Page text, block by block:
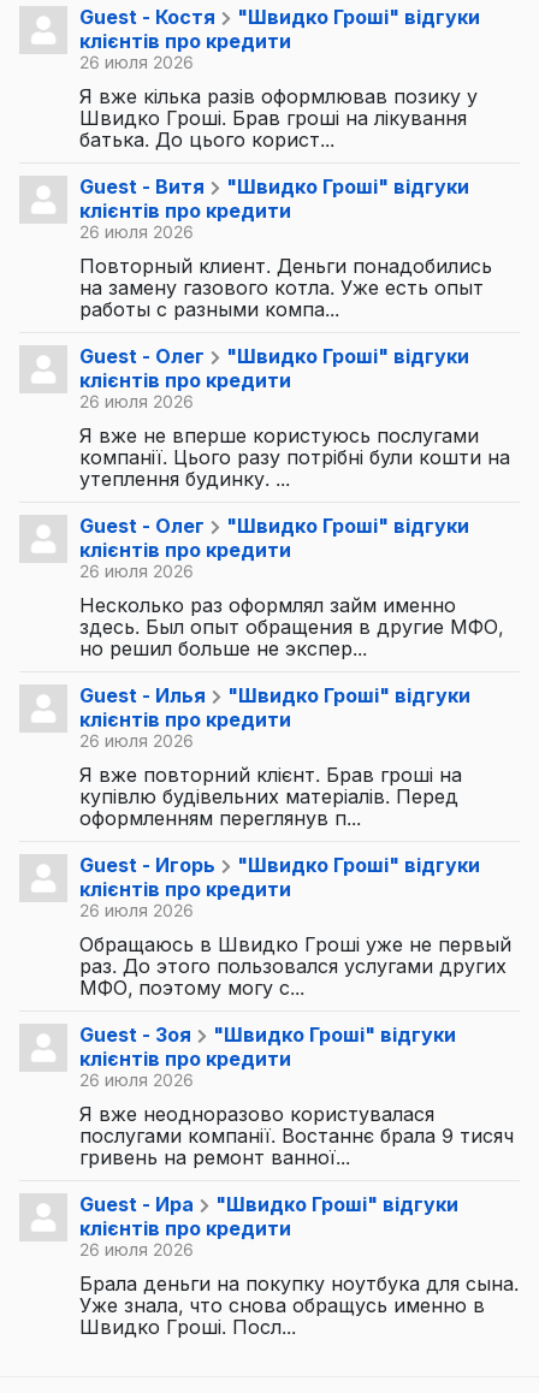
Guest - Костя
"Швидко Гроші" відгуки
клієнтів про кредити
26 июля 2026
Я вже кілька разів оформлював позику у
Швидко Гроші. Брав гроші на лікування
батька. До цього корист...
Guest - Витя
"Швидко Гроші" відгуки
клієнтів про кредити
26 июля 2026
Повторный клиент. Деньги понадобились
на замену газового котла. Уже есть опыт
работы с разными компа...
Guest - Олег
"Швидко Гроші" відгуки
клієнтів про кредити
26 июля 2026
Я вже не вперше користуюсь послугами
компанії. Цього разу потрібні були кошти на
утеплення будинку. ...
Guest - Олег
"Швидко Гроші" відгуки
клієнтів про кредити
26 июля 2026
Несколько раз оформлял займ именно
здесь. Был опыт обращения в другие МФО,
но решил больше не экспер...
Guest - Илья
"Швидко Гроші" відгуки
клієнтів про кредити
26 июля 2026
Я вже повторний клієнт. Брав гроші на
купівлю будівельних матеріалів. Перед
оформленням переглянув п...
Guest - Игорь
"Швидко Гроші" відгуки
клієнтів про кредити
26 июля 2026
Обращаюсь в Швидко Гроші уже не первый
раз. До этого пользовался услугами других
МФО, поэтому могу с...
Guest - Зоя
"Швидко Гроші" відгуки
клієнтів про кредити
26 июля 2026
Я вже неодноразово користувалася
послугами компанії. Востаннє брала 9 тисяч
гривень на ремонт ванної...
Guest - Ира
"Швидко Гроші" відгуки
клієнтів про кредити
26 июля 2026
Брала деньги на покупку ноутбука для сына.
Уже знала, что снова обращусь именно в
Швидко Гроші. Посл...